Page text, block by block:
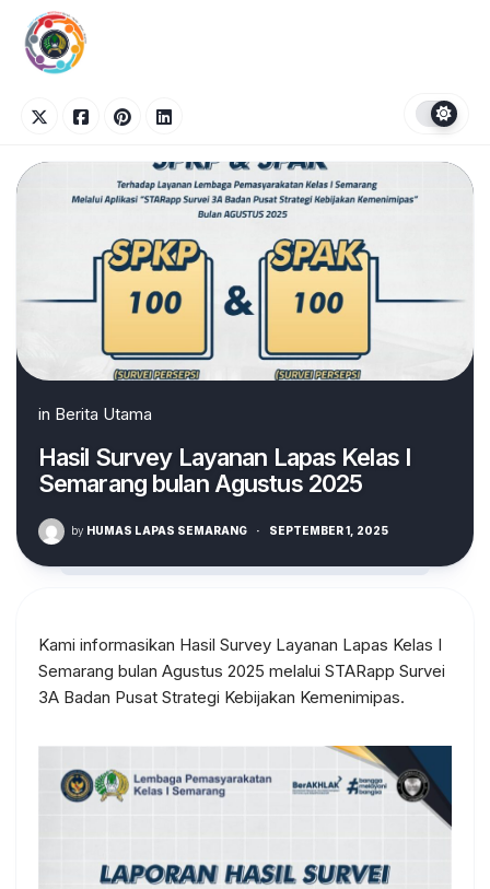
content
in Berita Utama
Hasil Survey Layanan Lapas Kelas I
Semarang bulan Agustus 2025
by HUMAS LAPAS SEMARANG · SEPTEMBER 1, 2025
Kami informasikan Hasil Survey Layanan Lapas Kelas I
Semarang bulan Agustus 2025 melalui STARapp Survei
3A Badan Pusat Strategi Kebijakan Kemenimipas.